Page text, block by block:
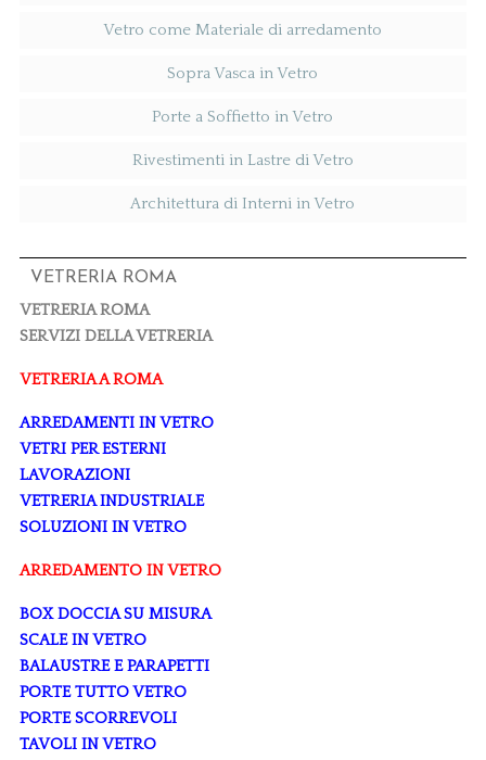
Vetro come Materiale di arredamento
Sopra Vasca in Vetro
Porte a Soffietto in Vetro
Rivestimenti in Lastre di Vetro
Architettura di Interni in Vetro
VETRERIA ROMA
VETRERIA ROMA
SERVIZI DELLA VETRERIA
VETRERIA A ROMA
ARREDAMENTI IN VETRO
VETRI PER ESTERNI
LAVORAZIONI
VETRERIA INDUSTRIALE
SOLUZIONI IN VETRO
ARREDAMENTO IN VETRO
BOX DOCCIA SU MISURA
SCALE IN VETRO
BALAUSTRE E PARAPETTI
PORTE TUTTO VETRO
PORTE SCORREVOLI
TAVOLI IN VETRO